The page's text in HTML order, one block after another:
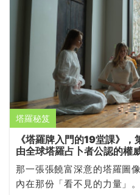
塔羅秘笈
《塔羅牌入門的19堂課》，
由全球塔羅占卜者公認的
所撰寫
那一張張饒富深意的塔羅圖
內在那份「看不見的力量」